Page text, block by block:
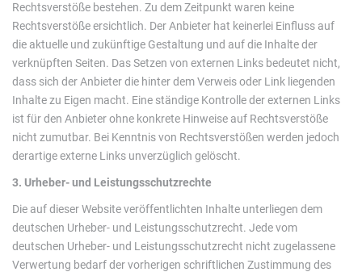
Rechtsverstöße bestehen. Zu dem Zeitpunkt waren keine
Rechtsverstöße ersichtlich. Der Anbieter hat keinerlei Einfluss auf
die aktuelle und zukünftige Gestaltung und auf die Inhalte der
verknüpften Seiten. Das Setzen von externen Links bedeutet nicht,
dass sich der Anbieter die hinter dem Verweis oder Link liegenden
Inhalte zu Eigen macht. Eine ständige Kontrolle der externen Links
ist für den Anbieter ohne konkrete Hinweise auf Rechtsverstöße
nicht zumutbar. Bei Kenntnis von Rechtsverstößen werden jedoch
derartige externe Links unverzüglich gelöscht.
3. Urheber- und Leistungsschutzrechte
Die auf dieser Website veröffentlichten Inhalte unterliegen dem
deutschen Urheber- und Leistungsschutzrecht. Jede vom
deutschen Urheber- und Leistungsschutzrecht nicht zugelassene
Verwertung bedarf der vorherigen schriftlichen Zustimmung des